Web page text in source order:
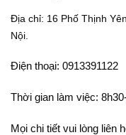
Địa chỉ: 16 Phố Thịnh
Nội.
Điện thoại: 0913391122
Thời gian làm việc:
Mọi chi tiết vui lòng liên